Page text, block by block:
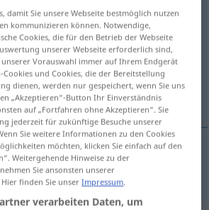
anklicken/antippen)
damit Sie unsere Webseite bestmöglich nutzen
kommunizieren können. Notwendige,
Cookies, die für den Betrieb der Webseite
unserer Webseite erforderlich sind,
Vorauswahl immer auf Ihrem Endgerät
und Cookies, die der Bereitstellung
dienen, werden nur gespeichert, wenn Sie uns
„Akzeptieren“-Button Ihr Einverständnis
auf „Fortfahren ohne Akzeptieren“. Sie
jederzeit für zukünftige Besuche unserer
Sie weitere Informationen zu den Cookies
möchten, klicken Sie einfach auf den
Weitergehende Hinweise zu der
Sie ansonsten unserer
Hier finden Sie unserImpressum.
verarbeiten Daten, um